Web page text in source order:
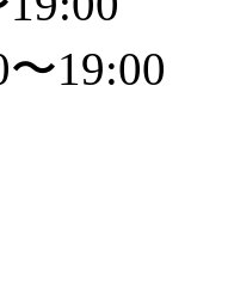
19:00